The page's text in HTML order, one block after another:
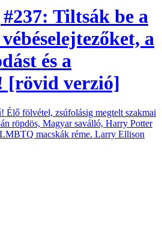
Tiltsák be a
a
és a
[rövid verzió]
Élő fölvétel, zsúfolásig megtelt szakmai
röpdös, Magyar saválló, Harry Potter
macskák réme. Larry Ellison